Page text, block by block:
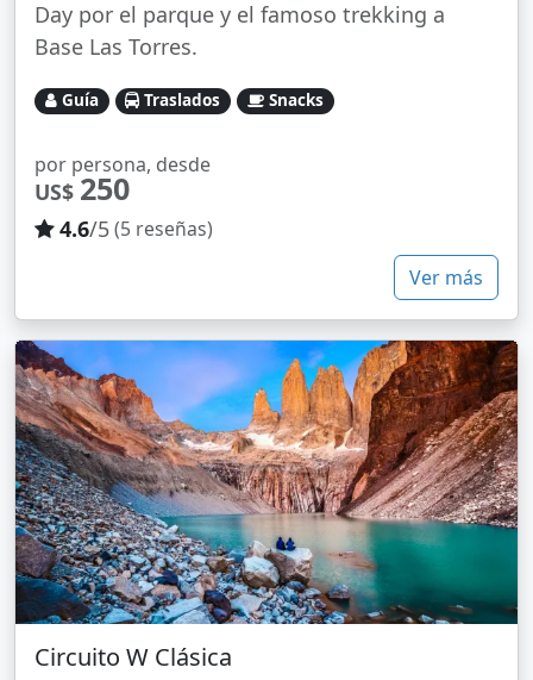
Day por el parque y el famoso trekking a
Base Las Torres.
Guía Traslados Snacks
por persona, desde
US$ 250
4.6/5(5 reseñas)
Ver más
Circuito W Clásica